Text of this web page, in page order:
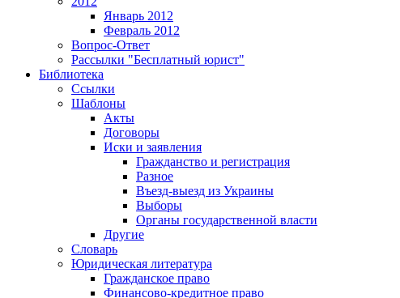
Январь 2012
Февраль 2012
Вопрос-Ответ
Рассылки "Бесплатный юрист"
Библиотека
Ссылки
Шаблоны
Акты
Договоры
Иски и заявления
Гражданство и регистрация
Разное
Въезд-выезд из Украины
Выборы
Органы государственной власти
Другие
Словарь
Юридическая литература
Гражданское право
Финансово-кредитное право